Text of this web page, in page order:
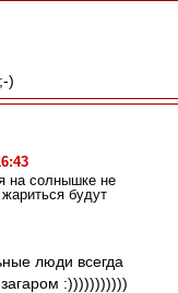
)
на солнышке не
будут
люди всегда
:)))))))))))